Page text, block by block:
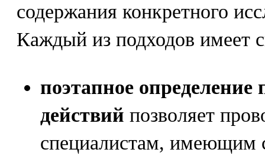
содержания конкретного
Каждый из подходов имеет
поэтапное определение
действий позволяет
специалистам, имеющим